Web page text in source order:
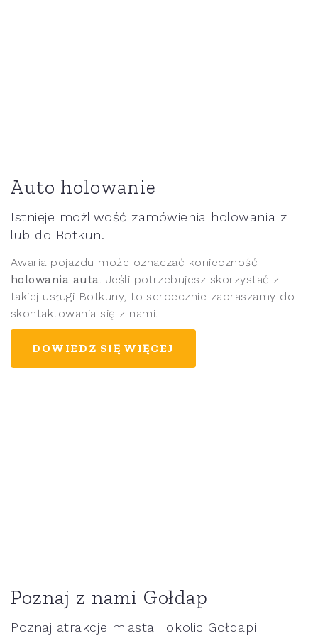
Auto holowanie
Istnieje możliwość zamówienia holowania z
lub do Botkun.
Awaria pojazdu może oznaczać konieczność
holowania auta . Jeśli potrzebujesz skorzystać z
takiej usługi Botkuny, to serdecznie zapraszamy do
skontaktowania się z nami.
DOWIEDZ SIĘ WIĘCEJ
Poznaj z nami Gołdap
Poznaj atrakcje miasta i okolic Gołdapi